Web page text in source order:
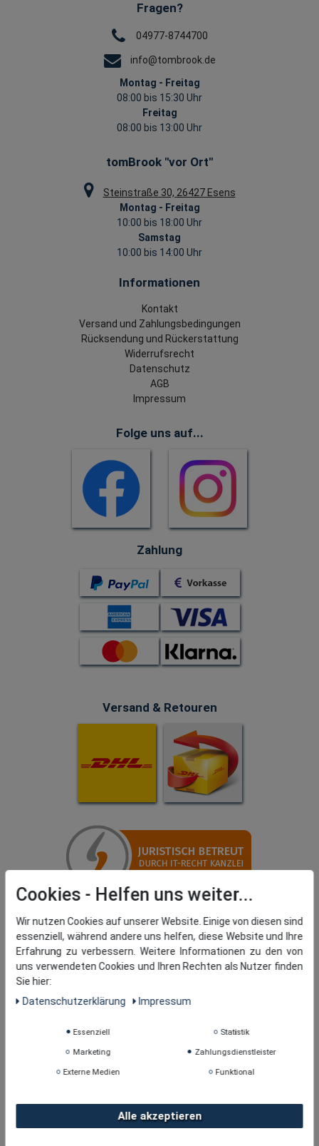
Fragen?
04977-8744700
info@tombrook.de
Montag - Freitag
08:00 bis 15:30 Uhr
Freitag
08:00 bis 13:00 Uhr
tomBrook "vor Ort"
Steinstraße 30, 26427 Esens
Montag - Freitag
10:00 bis 18:00 Uhr
Samstag
10:00 bis 14:00 Uhr
Informationen
Kontakt
Versand und Zahlungsbedingungen
Rücksendung und Rückerstattung
Widerrufsrecht
Datenschutz
AGB
Impressum
Folge uns auf...
Zahlung
Versand & Retouren
· tomBrook GmbH. Alle Rechte
Cookies
Wir nutzen Cookies auf unserer Website. Einige von diesen sind
essenziell, während andere uns helfen, diese Website und Ihre
Erfahrung zu verbessern. Weitere Informationen zu den von
uns verwendeten Cookies und Ihren Rechten als Nutzer finden
Sie hier:
Daten­schutz­erklärung
Impressum
Essenziell Statistik
Marketing Zahlungsdienstleister
Externe Medien Funktional
Alle akzeptieren